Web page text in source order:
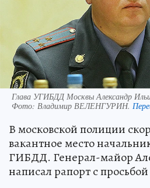
Глава УГИБДД Москвы Александр
Фото: Владимир ВЕЛЕНГУРИН.
В московской полиции
вакантное место
ГИБДД. Генерал-майор
написал рапорт с